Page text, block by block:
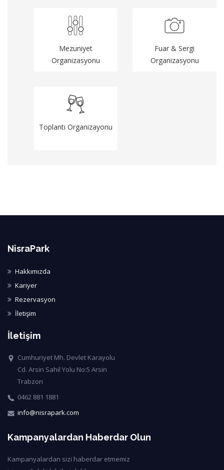
Mezuniyet
Organizasyonu
Fuar & Sergi
Organizasyonu
Toplantı Organizayonu
NisraPark
Hakkımızda
Kariyer
Rezervasyon
İletişim
İletişim
Cumhuriyet Mh. Devlet Karayolu
Cd. Arsin Sahil Yolu No:5 Arsin
Trabzon
0462 881 1881
info@nisrapark.com
Kampanyalardan Haberdar Olun
Kampanyalardan sizi haberdar etmemiz